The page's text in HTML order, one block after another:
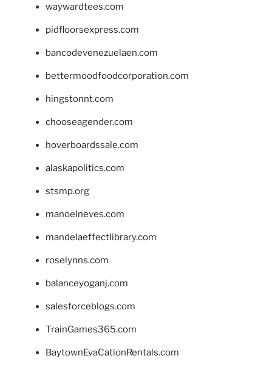
waywardtees.com
pidfloorsexpress.com
bancodevenezuelaen.com
bettermoodfoodcorporation.com
hingstonnt.com
chooseagender.com
hoverboardssale.com
alaskapolitics.com
stsmp.org
manoelneves.com
mandelaeffectlibrary.com
roselynns.com
balanceyoganj.com
salesforceblogs.com
TrainGames365.com
BaytownEvaCationRentals.com